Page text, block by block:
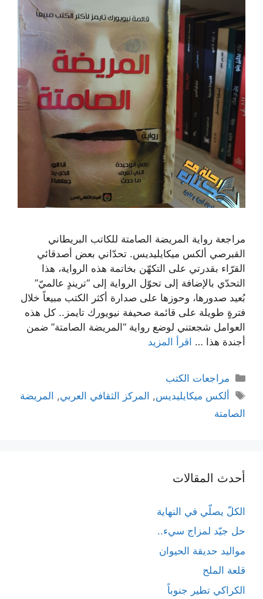
مراجعة رواية المريضة الصامتة للكاتب البريطاني
القبرصي ألكس ميكايليديس. تحدّاني بعض أصدقائي
القرّاء بقدرتي على التكهّن بخاتمة هذه الرواية، هذا
التحدّي بالإضافة إلى تحوّل الرواية إلى “تريندٍ عالميّ”
بُعيد صدورها، وحوزها على صدارة أكثر الكتب مبيعاً خلال
فترةٍ طويلة على قائمة صحيفة نيويورك تايمز.. كل هذه
العوامل شجعتني لوضع رواية “المريضة الصامتة” ضمن
أجندة هذا … اقرأ المزيد
التصنيفات
مراجعات الكتب
الوسوم
ألكس ميكايليديس, المركز الثقافي العربي, المريضة
الصامتة
أحدث المقالات
الكلّ يصلّي في النهاية
حل جيّد لمزاج سيء..
مواليد حديقة الحيوان
قلعة الملح
الكراكي تطير جنوباً